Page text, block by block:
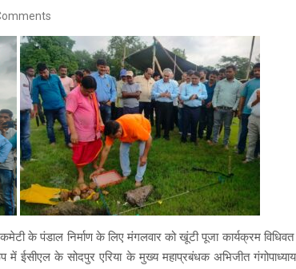
के पंडाल निर्माण के लिए मंगलवार को खूंटी पूजा कार्यक्रम विधिवत
के सोदपुर एरिया के मुख्य महाप्रबंधक अभिजीत